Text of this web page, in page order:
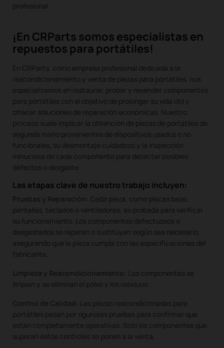
profesional.
¡En CRParts somos especialistas en
repuestos para portátiles!
En CRParts, como empresa profesional dedicada a la
reacondicionamiento y venta de piezas para portátiles, nos
especializamos en restaurar, probar y revender componentes
para portátiles con el objetivo de prolongar su vida útil y
ofrecer soluciones de reparación económicas. Nuestro
proceso suele implicar la obtención de piezas de portátiles de
segunda mano provenientes de dispositivos usados o no
funcionales, su desmontaje cuidadoso y la inspección
minuciosa de cada componente para detectar posibles
defectos o desgaste.
Las etapas clave de nuestro trabajo incluyen:
Pruebas y Reparación: Cada pieza, como placas base,
pantallas, teclados o ventiladores, es probada para verificar
su funcionamiento. Los componentes defectuosos o
desgastados se reparan o sustituyen según sea necesario,
asegurando que la pieza cumpla con las especificaciones del
fabricante.
Limpieza y Reacondicionamiento:
Los componentes se
limpian y se eliminan el polvo y los residuos.
Control de Calidad:
Las piezas reacondicionadas para
portátiles pasan por rigurosas pruebas para confirmar que
están completamente operativas. Solo los componentes que
superan estos controles se ponen a la venta.